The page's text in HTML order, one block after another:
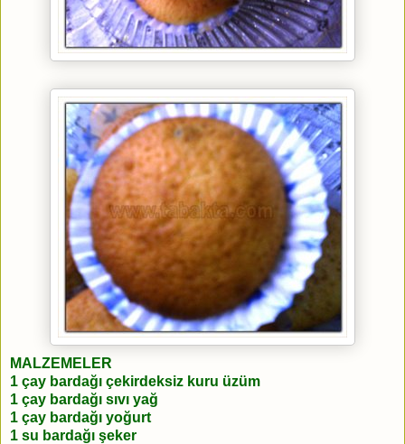
MALZEMELER
1 çay bardağı çekirdeksiz kuru üzüm
1 çay bardağı sıvı yağ
1 çay bardağı yoğurt
1 su bardağı şeker